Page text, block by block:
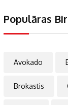
Populāras
Avokado
Brokastis